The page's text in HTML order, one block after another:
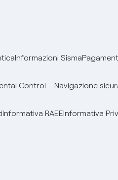
Informazioni Sisma
Control – Navigazione
Informativa RAEEInformativa